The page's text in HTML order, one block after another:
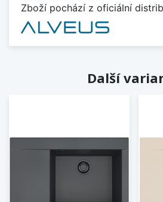
Zboží pochází z oficiální
Další